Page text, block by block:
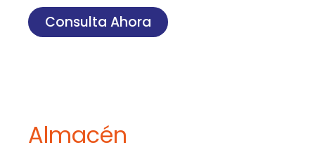
Consulta Ahora
Almacén